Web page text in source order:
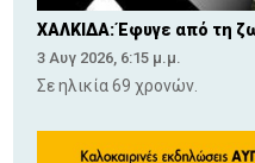
ΧΑΛΚΙΔΑ: Έφυγε από τη
3 Αυγ 2026, 6:15 μ.μ.
Σε ηλικία 69 χρονών.